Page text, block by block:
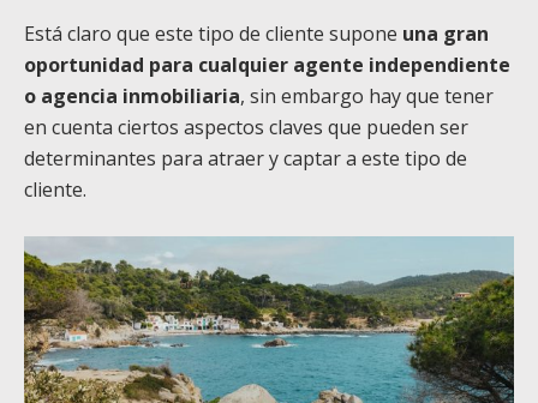
Está claro que este tipo de cliente supone una gran
oportunidad para cualquier agente independiente
o agencia inmobiliaria, sin embargo hay que tener
en cuenta ciertos aspectos claves que pueden ser
determinantes para atraer y captar a este tipo de
cliente.